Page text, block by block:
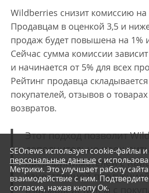
Wildberries снизит комиссию на
Продавцам в оценкой 3,5 и
продаж будет повышена на 1%
Сейчас сумма комиссии
и начинается от 5% для всех
Рейтинг продавца
покупателей, отзывов о
возвратов.
Этот подход позволит
дополнительно
предпринимателей с
качественной
взаимодействием с
SEOnews использует cookie-файлы и
персональные данныес
Метрики. Это улучшает работу
взаимодействие с ним.
согласие, нажав кнопу Ок.